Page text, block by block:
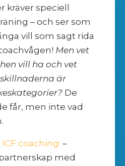
kräver speciell
– och ser som
vill som sagt rida
Men vet
vill ha och vet
är
De
får, men inte vad
coaching: –
med